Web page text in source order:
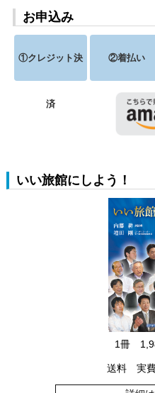
お申込み
①クレジット決
済
②着払い
いい旅館にしよう！
1冊
送料 実費